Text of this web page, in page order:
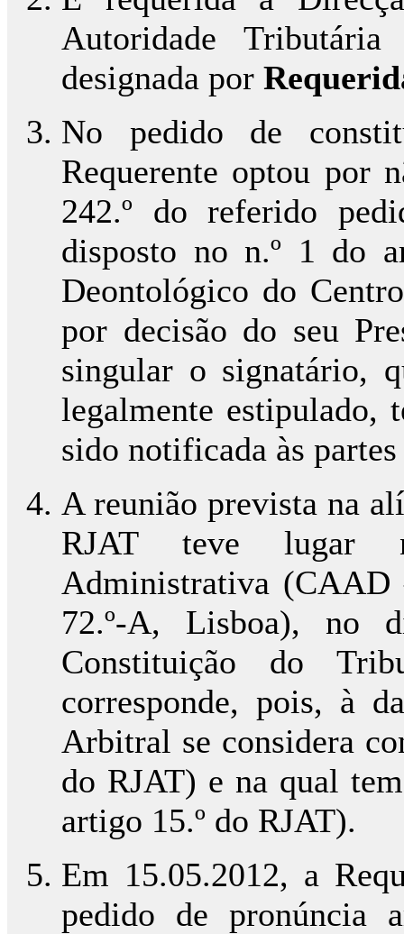
Autoridade Tributária
designada por
No pedido de
Requerente optou por
242.º do referido
disposto no n.º 1 do
Deontológico do
por decisão do seu
singular o signatário,
legalmente estipulado,
sido notificada às
A reunião prevista na
RJAT teve lugar
Administrativa (CAAD
72.º-A, Lisboa), no
Constituição do
corresponde, pois, à
Arbitral se considera
do RJAT) e na qual
artigo 15.º do RJAT).
Em 15.05.2012, a
pedido de pronúncia